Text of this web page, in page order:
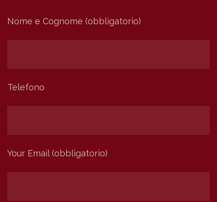
Nome e Cognome (obbligatorio)
Telefono
Your Email (obbligatorio)